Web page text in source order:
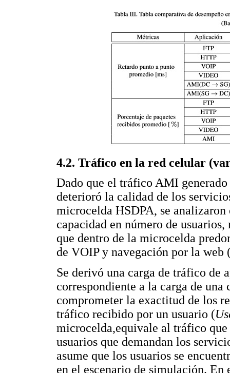
4.2. Tráfico en la red celular
Dado que el tráfico AMI
deterioró la calidad de los
microcelda HSDPA, se
capacidad en número de
que dentro de la microcelda
de VOIP y navegación por la web
Se derivó una carga de tráfico de
correspondiente a la carga de
comprometer la exactitud de los
tráfico recibido por un usuario (
microcelda,equivale al tráfico
usuarios que demandan los
asume que los usuarios se
en el escenario de simulación. En